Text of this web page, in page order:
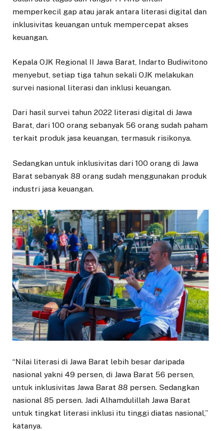
memperkecil gap atau jarak antara literasi digital dan
inklusivitas keuangan untuk mempercepat akses
keuangan.
Kepala OJK Regional II Jawa Barat, Indarto Budiwitono
menyebut, setiap tiga tahun sekali OJK melakukan
survei nasional literasi dan inklusi keuangan.
Dari hasil survei tahun 2022 literasi digital di Jawa
Barat, dari 100 orang sebanyak 56 orang sudah paham
terkait produk jasa keuangan, termasuk risikonya.
Sedangkan untuk inklusivitas dari 100 orang di Jawa
Barat sebanyak 88 orang sudah menggunakan produk
industri jasa keuangan.
“Nilai literasi di Jawa Barat lebih besar daripada
nasional yakni 49 persen, di Jawa Barat 56 persen,
untuk inklusivitas Jawa Barat 88 persen. Sedangkan
nasional 85 persen. Jadi Alhamdulillah Jawa Barat
untuk tingkat literasi inklusi itu tinggi diatas nasional,”
katanya.